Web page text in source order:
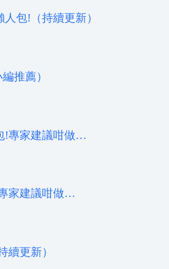
包!（持續更新）
推薦）
!專家建議咁做…
家建議咁做…
續更新）